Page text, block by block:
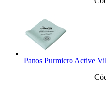
Panos Purmicro Active